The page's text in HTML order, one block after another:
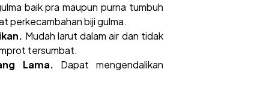
baik pra maupun purna tumbuh
perkecambahan biji gulma.
Mudah larut dalam air dan tidak
tersumbat.
Lama. Dapat mengendalikan